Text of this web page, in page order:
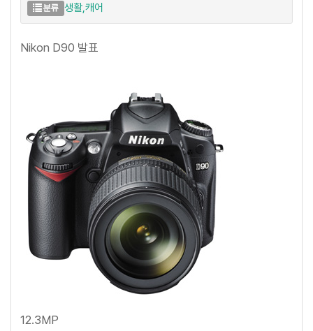
분류 생활,캐어
Nikon D90 발표
12.3MP